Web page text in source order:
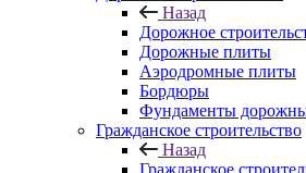
Назад
Дорожное
Дорожные плиты
Аэродромные плиты
Бордюры
Фундаменты
Гражданское строительство
Назад
Гражданское